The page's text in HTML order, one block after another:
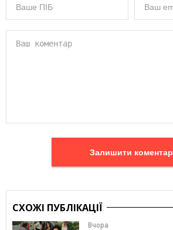
Залишити коментар
СХОЖІ ПУБЛІКАЦІЇ
Вчора